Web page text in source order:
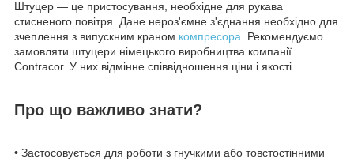
Штуцер — це пристосування, необхідне для рукава
стисненого повітря. Дане нероз'ємне з'єднання необхідно для
зчеплення з випускним краном компресора . Рекомендуємо
замовляти штуцери німецького виробництва компанії
Contracor. У них відмінне співвідношення ціни і якості.
Про що важливо знати?
• Застосовується для роботи з гнучкими або товстостінними